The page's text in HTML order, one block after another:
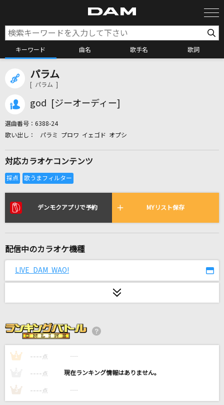
キーワード 曲名 歌手名 歌詞
カラオケ店舗検索
リアルタイムで歌われている曲の一覧
Falco-ファルコ-
[生音]ライオン
イル・テンポ・パッサ～時は過ぎゆく～
風輪
KEY WEST CLUB
パラム
[ パラム ]
god [ジーオーディー]
選曲番号： 6388-24
パラミ プロワ イェゴド オプシ
対応カラオケコンテンツ
デンモクアプリで予約 MYリスト保存
配信中のカラオケ機種
LIVE DAM WAO!
1 ---- 点 ----
---- 点 ----
3 ---- 点 ----